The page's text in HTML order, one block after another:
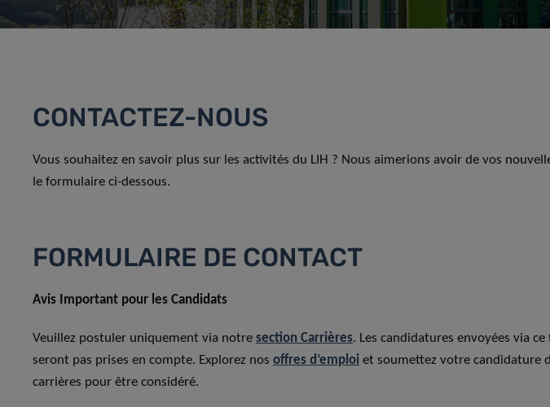
CONTACTEZ-NOUS
Vous souhaitez en savoir plus sur les activités du LIH ? Nous aimerions avoir de vos
le formulaire ci-dessous.
FORMULAIRE DE CONTACT
Avis Important pour les Candidats
Veuillez postuler uniquement via notre section Carrières. Les candidatures envoyées via
seront pas prises en compte. Explorez nos offres d’emploi et soumettez votre candidature
carrières pour être considéré.